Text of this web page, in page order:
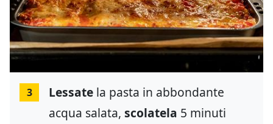
3 Lessate la pasta in abbondante
acqua salata, scolatela 5 minuti